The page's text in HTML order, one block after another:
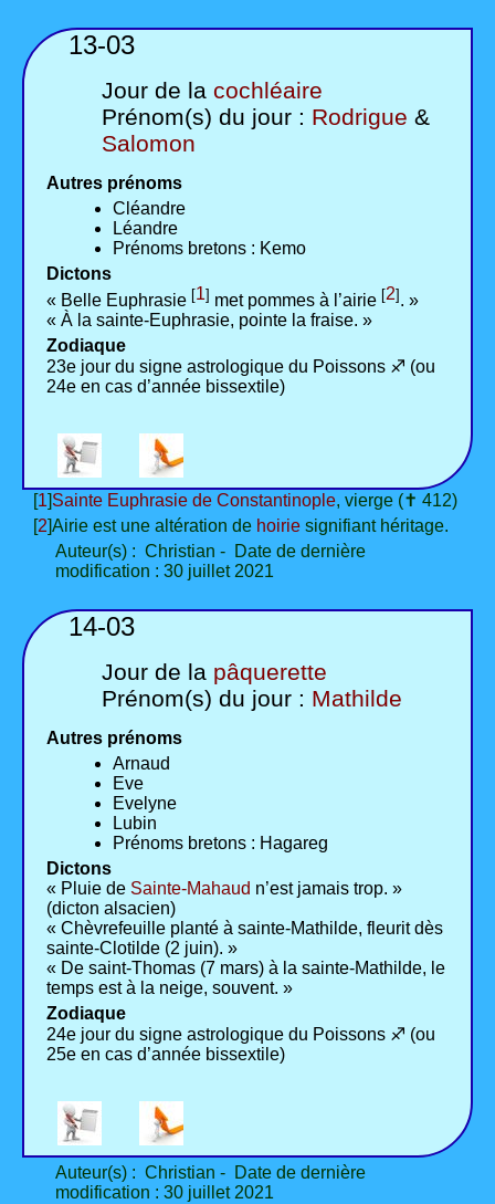
13-03
Jour de la cochléaire
Prénom(s) du jour : Rodrigue &
Salomon
Autres prénoms
Cléandre
Léandre
Prénoms bretons : Kemo
Dictons
« Belle Euphrasie [1] met pommes à l’airie [2]. »
« À la sainte-Euphrasie, pointe la fraise. »
Zodiaque
23e jour du signe astrologique du Poissons ♐ (ou
24e en cas d’année bissextile)
[1]Sainte Euphrasie de Constantinople, vierge (✝ 412)
[2]Airie est une altération de hoirie signifiant héritage.
Auteur(s) : Christian - Date de dernière
modification : 30 juillet 2021
14-03
Jour de la pâquerette
Prénom(s) du jour : Mathilde
Autres prénoms
Arnaud
Eve
Evelyne
Lubin
Prénoms bretons : Hagareg
Dictons
« Pluie de Sainte-Mahaud n’est jamais trop. »
(dicton alsacien)
« Chèvrefeuille planté à sainte-Mathilde, fleurit dès
sainte-Clotilde (2 juin). »
« De saint-Thomas (7 mars) à la sainte-Mathilde, le
temps est à la neige, souvent. »
Zodiaque
24e jour du signe astrologique du Poissons ♐ (ou
25e en cas d’année bissextile)
Auteur(s) : Christian - Date de dernière
modification : 30 juillet 2021